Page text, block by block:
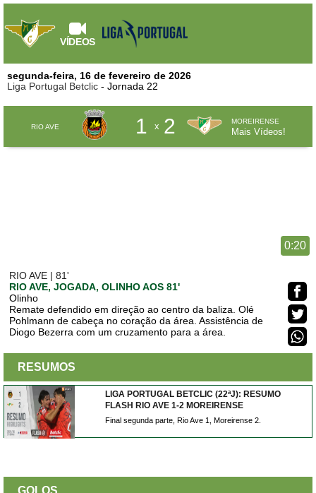
VÍDEOS
segunda-feira, 16 de fevereiro de 2026
Liga Portugal Betclic - Jornada 22
RIO AVE 1 x 2 MOREIRENSE
Mais Vídeos!
0:20
RIO AVE | 81'
RIO AVE, JOGADA, OLINHO AOS 81'
Olinho
Remate defendido em direção ao centro da baliza. Olé
Pohlmann de cabeça no coração da área. Assistência de
Diogo Bezerra com um cruzamento para a área.
RESUMOS
LIGA PORTUGAL BETCLIC (22ªJ): RESUMO
FLASH RIO AVE 1-2 MOREIRENSE
Final segunda parte, Rio Ave 1, Moreirense 2.
GOLOS